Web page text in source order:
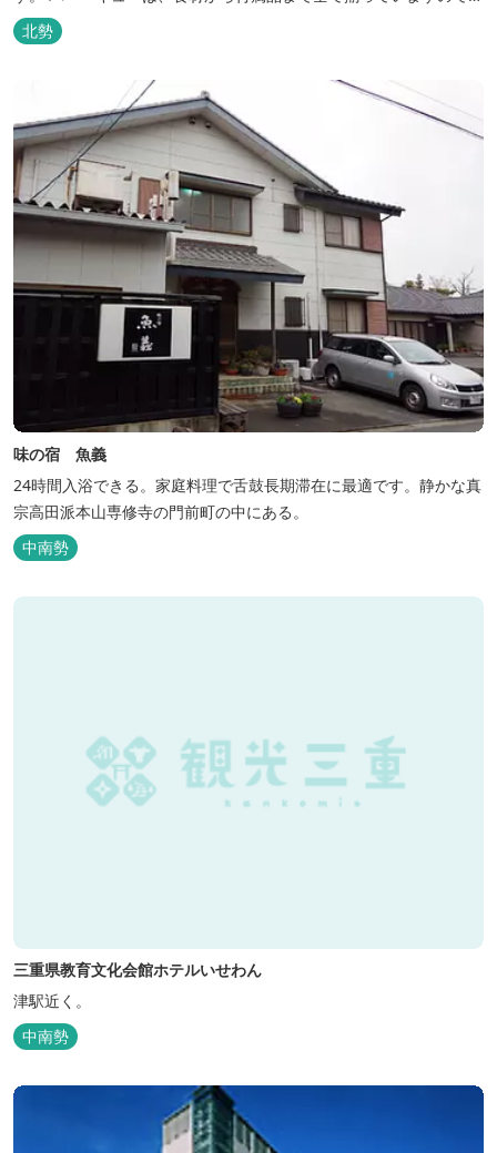
ぶらで楽しむ事ができますよ！釣り掘がありますので、釣ったその
場で味わえる「マス釣り」も人気です。 宿泊施設も完備していま
す！ご家族で、友人で、様々なイベントで、ぜひご利用ください。
北勢
味の宿 魚義
24時間入浴できる。家庭料理で舌鼓長期滞在に最適です。静かな真
宗高田派本山専修寺の門前町の中にある。
中南勢
三重県教育文化会館ホテルいせわん
津駅近く。
中南勢